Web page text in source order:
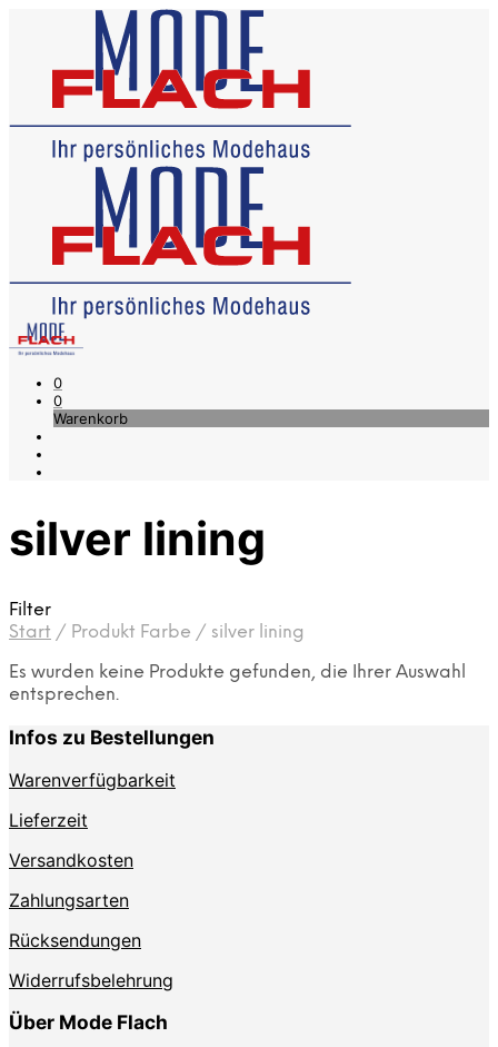
0
0
Warenkorb
silver lining
Filter
Start / Produkt Farbe / silver lining
Es wurden keine Produkte gefunden, die Ihrer Auswahl
entsprechen.
Infos zu Bestellungen
Warenverfügbarkeit
Lieferzeit
Versandkosten
Zahlungsarten
Rücksendungen
Widerrufsbelehrung
Über Mode Flach